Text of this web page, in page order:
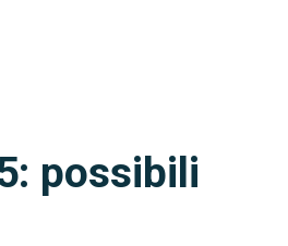
possibili